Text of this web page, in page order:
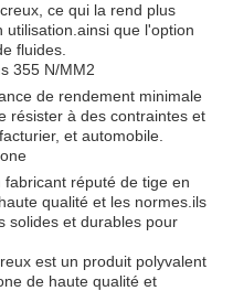
ce qui la rend plus
utilisation.ainsi que l'option
fluides.
355 N/MM2
de rendement minimale
résister à des contraintes et
et automobile.
réputé de tige en
qualité et les normes.ils
solides et durables pour
est un produit polyvalent
de haute qualité et